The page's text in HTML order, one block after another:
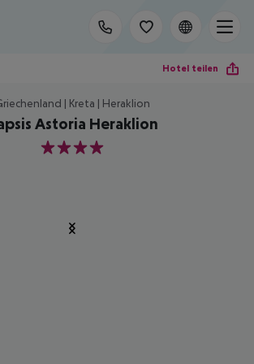
Hotel teilen
| Kreta | Heraklion
Astoria Heraklion
4